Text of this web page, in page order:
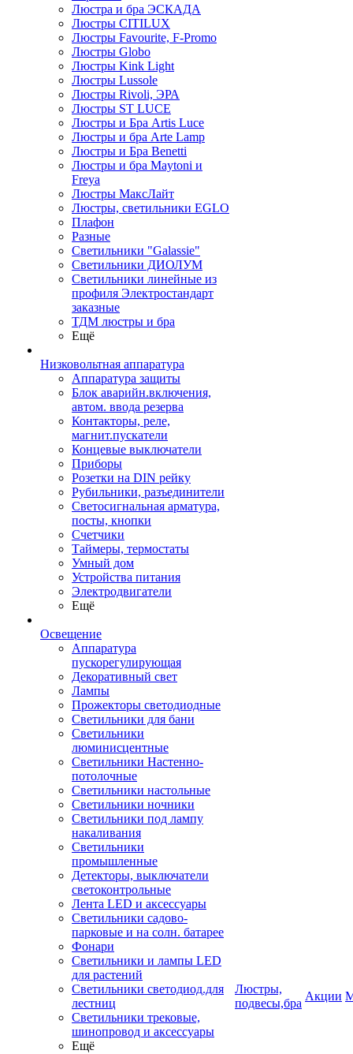
Люстра и бра ЭСКАДА
Люстры CITILUX
Люстры Favourite, F-Promo
Люстры Globo
Люстры Kink Light
Люстры Lussole
Люстры Rivoli, ЭРА
Люстры ST LUCE
Люстры и Бра Artis Luce
Люстры и бра Arte Lamp
Люстры и Бра Benetti
Люстры и бра Maytoni и
Freya
Люстры МаксЛайт
Люстры, светильники EGLO
Плафон
Разные
Светильники "Galassie"
Светильники ДИОЛУМ
Светильники линейные из
профиля Электростандарт
заказные
ТДМ люстры и бра
Ещё
Низковольтная аппаратура
Аппаратура защиты
Блок аварийн.включения,
автом. ввода резерва
Контакторы, реле,
магнит.пускатели
Концевые выключатели
Приборы
Розетки на DIN рейку
Рубильники, разъединители
Светосигнальная арматура,
посты, кнопки
Счетчики
Таймеры, термостаты
Умный дом
Устройства питания
Электродвигатели
Ещё
Освещение
Аппаратура
пускорегулирующая
Декоративный свет
Лампы
Прожекторы светодиодные
Светильники для бани
Светильники
люминисцентные
Светильники Настенно-
потолочные
Светильники настольные
Светильники ночники
Светильники под лампу
накаливания
Светильники
промышленные
Детекторы, выключатели
светоконтрольные
Лента LED и аксессуары
Светильники садово-
парковые и на солн. батарее
Фонари
Светильники и лампы LED
для растений
Светильники светодиод.для
лестниц
Светильники трековые,
шинопровод и аксессуары
Ещё
Люстры,
подвесы,бра
Акции